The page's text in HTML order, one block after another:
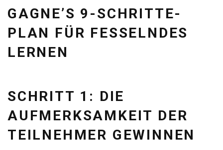
GAGNE’S 9-SCHRITTE-
PLAN FÜR FESSELNDES
LERNEN
SCHRITT 1: DIE
AUFMERKSAMKEIT DER
TEILNEHMER GEWINNEN